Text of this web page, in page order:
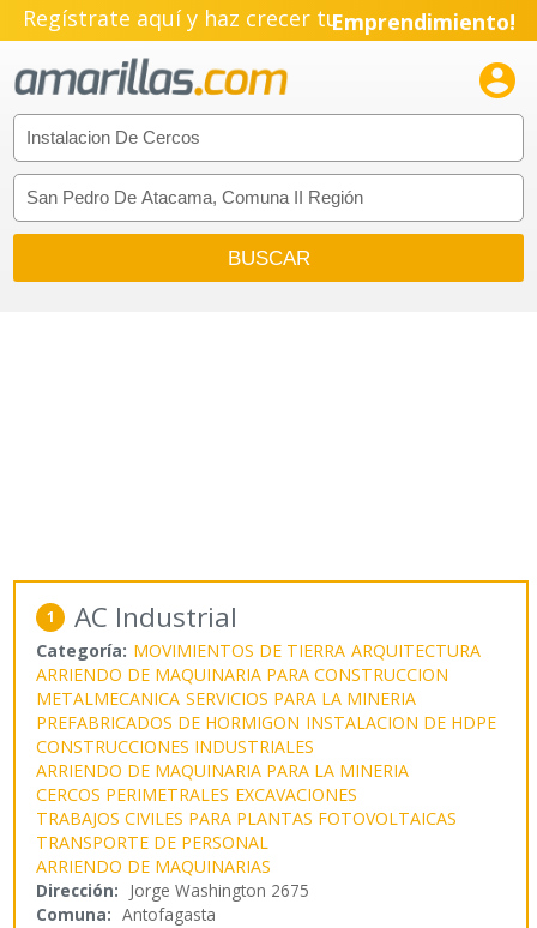
Regístrate aquí y haz crecer tuEmprendimiento!

1 AC Industrial
Categoría: MOVIMIENTOS DE TIERRA ARQUITECTURA
ARRIENDO DE MAQUINARIA PARA CONSTRUCCION
METALMECANICA SERVICIOS PARA LA MINERIA
PREFABRICADOS DE HORMIGON INSTALACION DE HDPE
CONSTRUCCIONES INDUSTRIALES
ARRIENDO DE MAQUINARIA PARA LA MINERIA
CERCOS PERIMETRALES EXCAVACIONES
TRABAJOS CIVILES PARA PLANTAS FOTOVOLTAICAS
TRANSPORTE DE PERSONAL
ARRIENDO DE MAQUINARIAS
Dirección: Jorge Washington 2675
Comuna: Antofagasta